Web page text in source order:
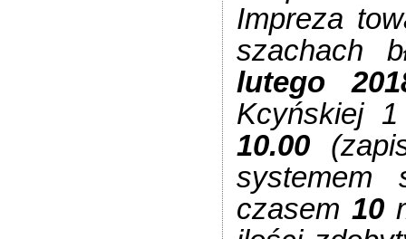
Impreza
szachach
lutego
Kcyńskiej
10.00
systemem
czasem 10